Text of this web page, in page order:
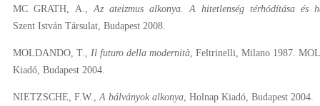
MC GRATH, A., Az ateizmus alkonya. A hitetlenség térhódítása és
Szent István Társulat, Budapest 2008.
MOLDANDO, T., Il futuro della modernità, Feltrinelli, Milano 1987.
Kiadó, Budapest 2004.
NIETZSCHE, F.W., A bálványok alkonya, Holnap Kiadó, Budapest 2004.